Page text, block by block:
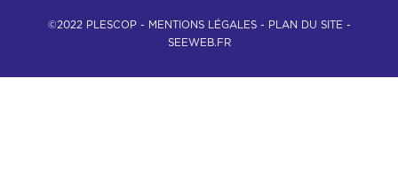
©2022 PLESCOP - MENTIONS LÉGALES- PLAN DU SITE -
SEEWEB.FR